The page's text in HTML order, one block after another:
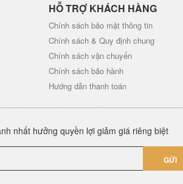
HỖ TRỢ KHÁCH HÀNG
Chính sách bảo mật thông tin
Chính sách & Quy định chung
Chính sách vận chuyển
Chính sách bảo hành
Hướng dẫn thanh toán
nhất hưởng quyền lợi giảm giá riêng biệt
GỬI